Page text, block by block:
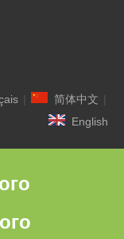
| 简体中文 |
English